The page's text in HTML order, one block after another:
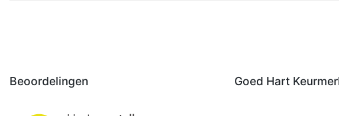
Beoordelingen Goed Hart